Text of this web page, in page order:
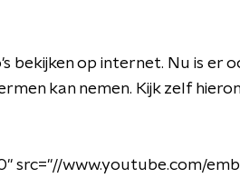
bekijken op internet. Nu is er
kan nemen. Kijk zelf
src="//www.youtube.com/